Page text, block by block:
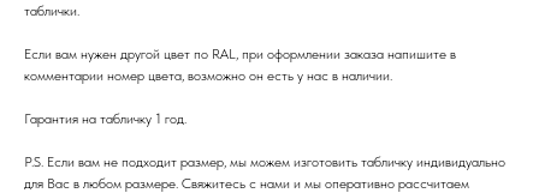
таблички.
Если вам нужен другой цвет по RAL, при оформлении заказа напишите в
комментарии номер цвета, возможно он есть у нас в наличии.
Гарантия на табличку 1 год.
P.S. Если вам не подходит размер, мы можем изготовить табличку индивидуально
для Вас в любом размере. Свяжитесь с нами и мы оперативно рассчитаем